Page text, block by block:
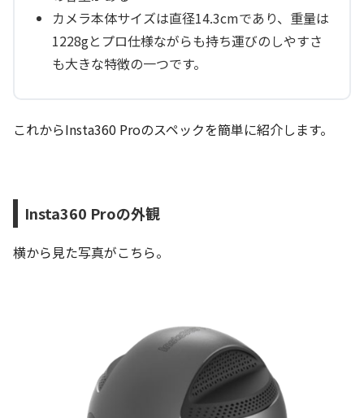
カメラ本体サイズは直径14.3cmであり、重量は
1228gとプロ仕様ながらも持ち運びのしやすさ
も大きな特徴の一つです。
これからInsta360 Proのスペックを簡単に紹介します。
Insta360 Proの外観
横から見た写真がこちら。